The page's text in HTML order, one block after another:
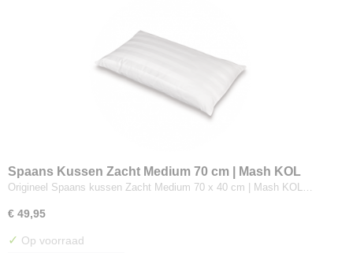
Spaans Kussen Zacht Medium 70 cm | Mash KOL
Origineel Spaans kussen Zacht Medium 70 x 40 cm | Mash KOL…
€ 49,95
✓ Op voorraad